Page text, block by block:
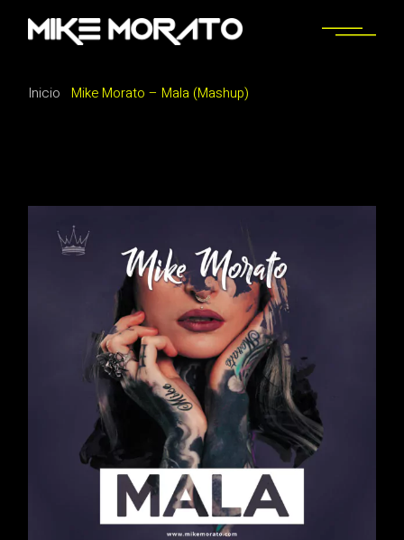
contenido
Inicio Mike Morato – Mala (Mashup)